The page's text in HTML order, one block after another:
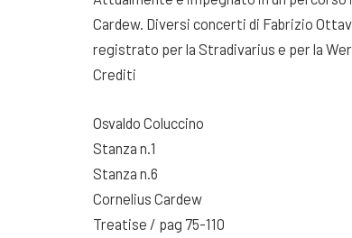
Cardew. Diversi concerti di Fabrizio
registrato per la Stradivarius e per la
Crediti
Osvaldo Coluccino
Stanza n.1
Stanza n.6
Cornelius Cardew
Treatise / pag 75-110